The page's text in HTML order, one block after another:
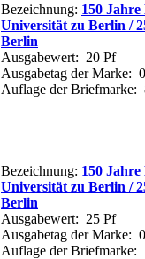
Bezeichnung: 150
Universität zu Berlin /
Berlin
Ausgabewert: 20 Pf
Ausgabetag der Marke:
Auflage der Briefmarke:
Bezeichnung: 150
Universität zu Berlin /
Berlin
Ausgabewert: 25 Pf
Ausgabetag der Marke:
Auflage der Briefmarke: